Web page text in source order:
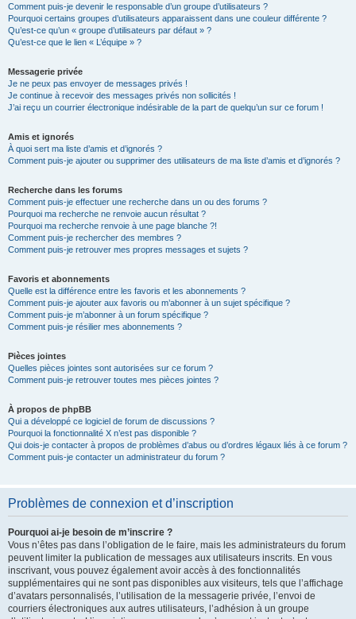
Comment puis-je devenir le responsable d’un groupe d’utilisateurs ?
Pourquoi certains groupes d’utilisateurs apparaissent dans une couleur différente ?
Qu’est-ce qu’un « groupe d’utilisateurs par défaut » ?
Qu’est-ce que le lien « L’équipe » ?
Messagerie privée
Je ne peux pas envoyer de messages privés !
Je continue à recevoir des messages privés non sollicités !
J’ai reçu un courrier électronique indésirable de la part de quelqu’un sur ce forum !
Amis et ignorés
À quoi sert ma liste d’amis et d’ignorés ?
Comment puis-je ajouter ou supprimer des utilisateurs de ma liste d’amis et d’ignorés ?
Recherche dans les forums
Comment puis-je effectuer une recherche dans un ou des forums ?
Pourquoi ma recherche ne renvoie aucun résultat ?
Pourquoi ma recherche renvoie à une page blanche ?!
Comment puis-je rechercher des membres ?
Comment puis-je retrouver mes propres messages et sujets ?
Favoris et abonnements
Quelle est la différence entre les favoris et les abonnements ?
Comment puis-je ajouter aux favoris ou m’abonner à un sujet spécifique ?
Comment puis-je m’abonner à un forum spécifique ?
Comment puis-je résilier mes abonnements ?
Pièces jointes
Quelles pièces jointes sont autorisées sur ce forum ?
Comment puis-je retrouver toutes mes pièces jointes ?
À propos de phpBB
Qui a développé ce logiciel de forum de discussions ?
Pourquoi la fonctionnalité X n’est pas disponible ?
Qui dois-je contacter à propos de problèmes d’abus ou d’ordres légaux liés à ce forum ?
Comment puis-je contacter un administrateur du forum ?
Problèmes de connexion et d’inscription
Pourquoi ai-je besoin de m’inscrire ?
Vous n’êtes pas dans l’obligation de le faire, mais les administrateurs du forum
peuvent limiter la publication de messages aux utilisateurs inscrits. En vous
inscrivant, vous pouvez également avoir accès à des fonctionnalités
supplémentaires qui ne sont pas disponibles aux visiteurs, tels que l’affichage
d’avatars personnalisés, l’utilisation de la messagerie privée, l’envoi de
courriers électroniques aux autres utilisateurs, l’adhésion à un groupe